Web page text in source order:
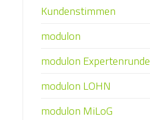
Kundenstimmen
modulon
modulon Expertenrunde
modulon LOHN
modulon MiLoG